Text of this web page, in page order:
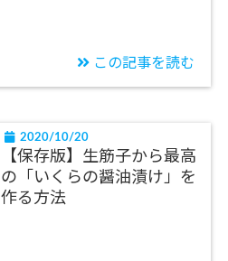
この記事を読む
2020/10/20
【保存版】生筋子から最高
の「いくらの醤油漬け」を
作る方法